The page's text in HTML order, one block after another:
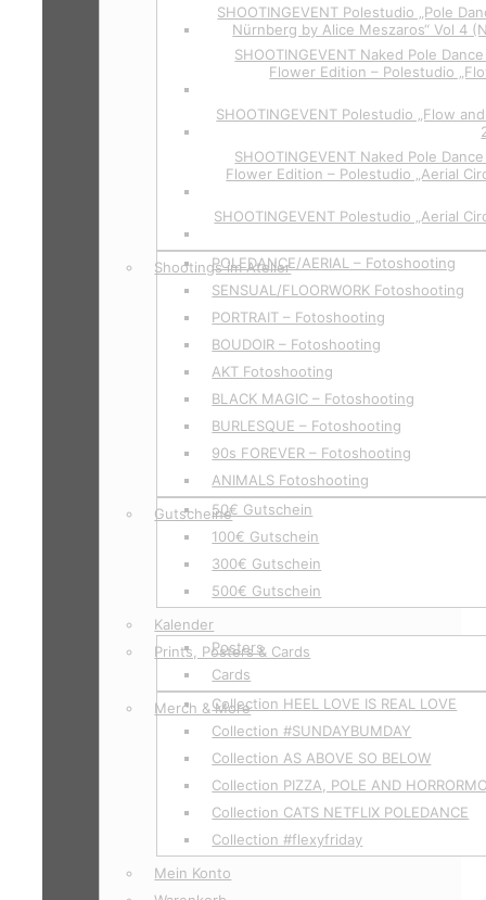
SHOOTINGEVENT Polestudio „Pole
Nürnberg by Alice Meszaros“ Vol 4
SHOOTINGEVENT Naked Pole
Flower Edition – Polestudio
SHOOTINGEVENT Polestudio „Flow
SHOOTINGEVENT Naked Pole
Flower Edition – Polestudio „Aerial
SHOOTINGEVENT Polestudio „Aerial
Shootings im Atelier
POLEDANCE/AERIAL – Fotoshooting
SENSUAL/FLOORWORK Fotoshooting
PORTRAIT – Fotoshooting
BOUDOIR – Fotoshooting
AKT Fotoshooting
BLACK MAGIC – Fotoshooting
BURLESQUE – Fotoshooting
90s FOREVER – Fotoshooting
ANIMALS Fotoshooting
Gutscheine50€ Gutschein
100€ Gutschein
300€ Gutschein
500€ Gutschein
Kalender
Prints, Posters & Cards
Posters
Cards
Merch & MoreCollection HEEL LOVE IS REAL LOVE
Collection #SUNDAYBUMDAY
Collection AS ABOVE SO BELOW
Collection PIZZA, POLE AND
Collection CATS NETFLIX POLEDANCE
Collection #flexyfriday
Mein Konto